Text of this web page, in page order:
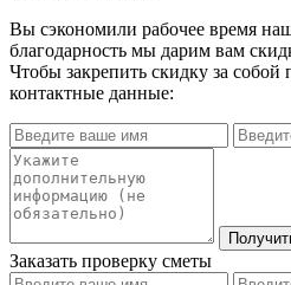
Вы сэкономили рабочее время
благодарность мы дарим вам
Чтобы закрепить скидку за собой
контактные данные:
Заказать проверку сметы